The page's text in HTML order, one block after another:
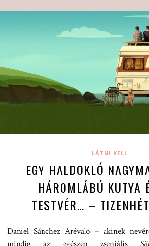
LÁTNI KELL
EGY HALDOKLÓ
HÁROMLÁBÚ KUTYA
TESTVÉR… –
Daniel Sánchez Arévalo – akinek
mindig az egészen zseniális